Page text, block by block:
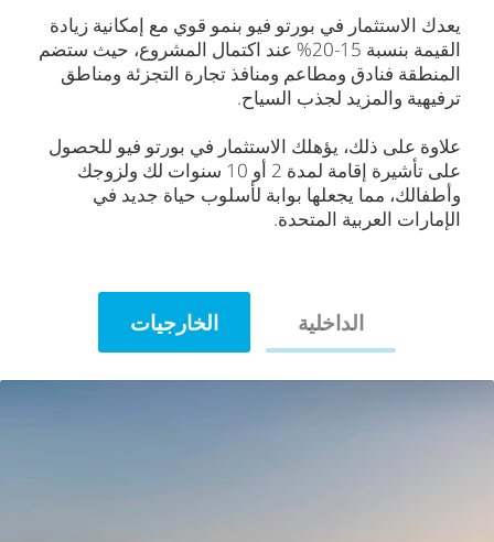
يعدك الاستثمار في بورتو فيو بنمو قوي مع إمكانية زيادة
القيمة بنسبة 15-20% عند اكتمال المشروع، حيث ستضم
المنطقة فنادق ومطاعم ومنافذ تجارة التجزئة ومناطق
ترفيهية والمزيد لجذب السياح.
علاوة على ذلك، يؤهلك الاستثمار في بورتو فيو للحصول
على تأشيرة إقامة لمدة 2 أو 10 سنوات لك ولزوجك
وأطفالك، مما يجعلها بوابة لأسلوب حياة جديد في
الإمارات العربية المتحدة.
الخارجيات الداخلية